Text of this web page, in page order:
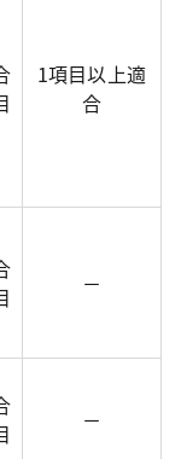
1項目以上適
合
－
－